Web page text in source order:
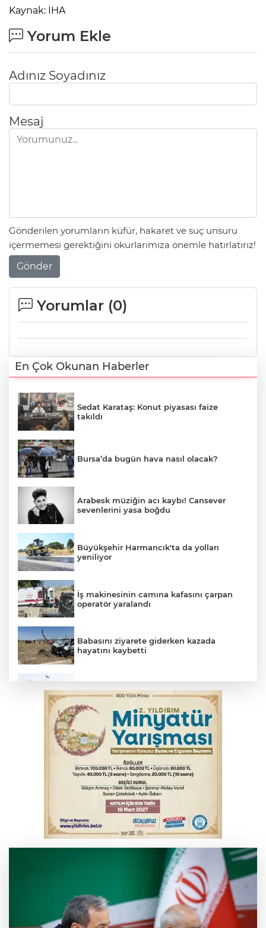
Kaynak: İHA
Yorum Ekle
Adınız Soyadınız
Mesaj
Gönderilen yorumların küfür, hakaret ve suç unsuru
içermemesi gerektiğini okurlarımıza önemle hatırlatırız!
Gönder
Yorumlar (0)
En Çok Okunan Haberler
Sedat Karataş: Konut piyasası faize
takıldı
Bursa’da bugün hava nasıl olacak?
Arabesk müziğin acı kaybı! Cansever
sevenlerini yasa boğdu
Büyükşehir Harmancık'ta da yolları
yeniliyor
İş makinesinin camına kafasını çarpan
operatör yaralandı
Babasını ziyarete giderken kazada
hayatını kaybetti
savaşı
Bursa'da Mustafa Keser'den müzik ve
kahkaha dolu gece
İnegöl'de orman yangını; Havadan ve
karadan müdahale başlatıldı
Bursa'da korkutan kazada 4 yaralı